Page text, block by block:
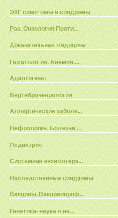
ЭКГ симптомы и синдромы
Рак. Онкология Проти...
Доказательная медицина
Гематология. Анемия....
Адаптогены
Вертеброневрология
Аллергические заболе...
Нефрология. Болезни ...
Педиатрия
Системная энзимотера...
Наследственные синдромы
Вакцины. Вакцинопроф...
Генетика- наука о на...